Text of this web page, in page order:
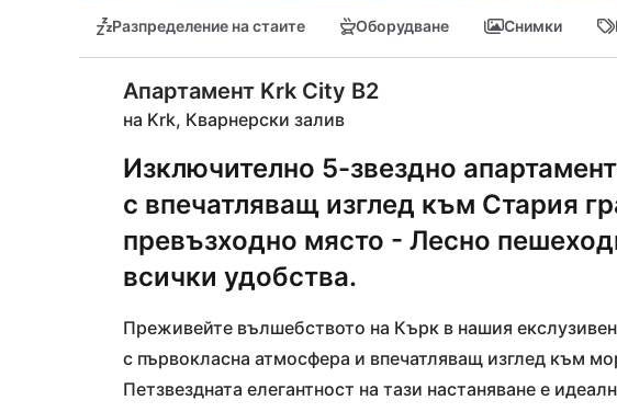
Разпределение на стаите Оборудване Снимки
Апартамент Krk City B2
на Krk, Кварнерски залив
Изключително 5-звездно
с впечатляващ изглед към Стария
превъзходно място - Лесно
всички удобства.
Преживейте вълшебството на Кърк в нашия
с първокласна атмосфера и впечатляващ изглед към
Петзвездната елегантност на тази настаняване е